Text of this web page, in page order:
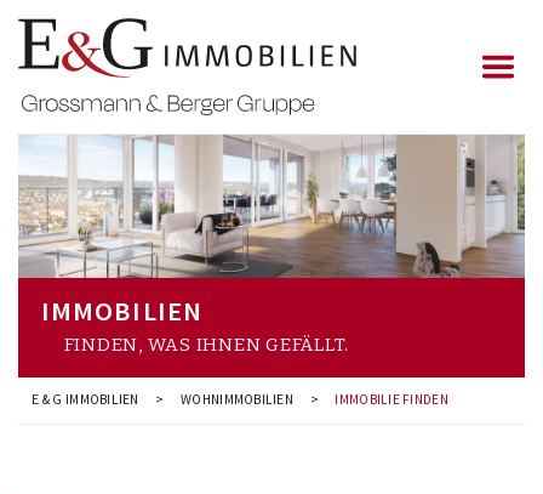
IMMOBILIEN
FINDEN, WAS IHNEN GEFÄLLT.
E & G IMMOBILIEN > WOHNIMMOBILIEN > IMMOBILIE FINDEN